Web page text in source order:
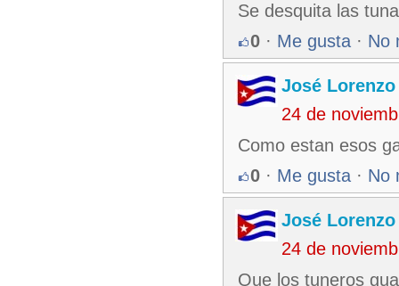
Se desquita las
0 · Me gusta · No
José
24 de
Como estan esos
0 · Me gusta · No
José
24 de
Que los tuneros